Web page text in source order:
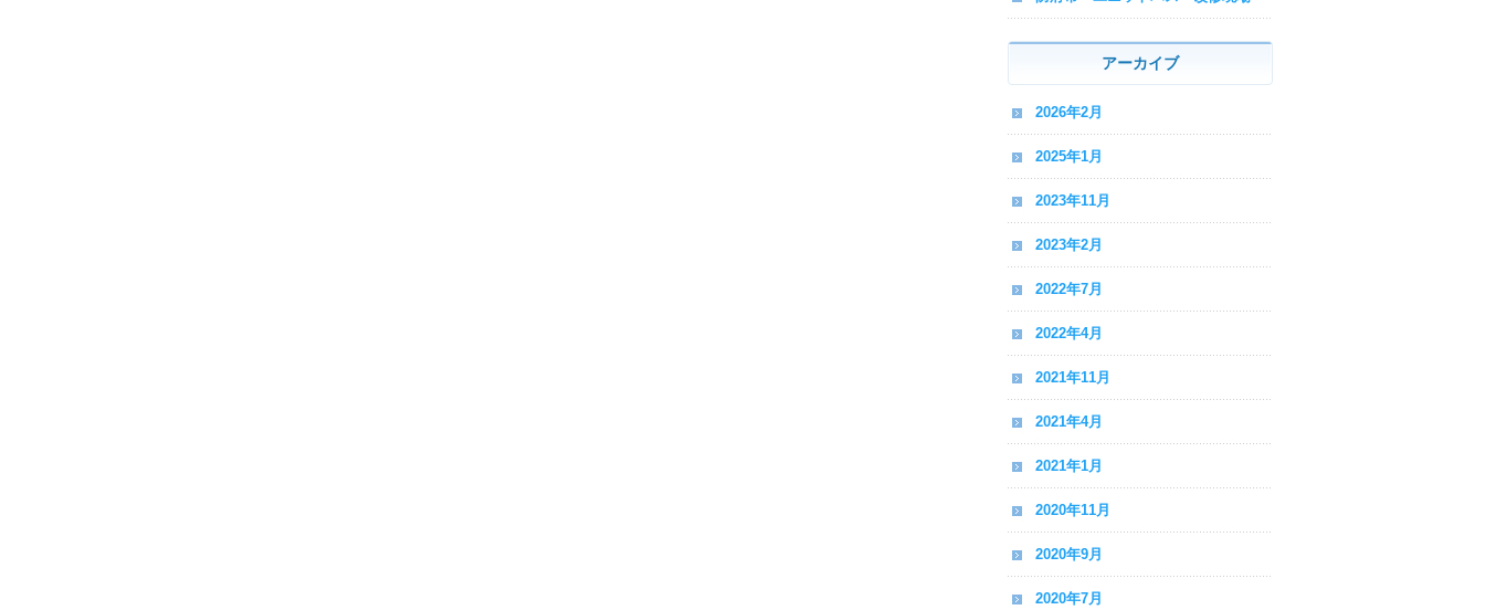
アーカイブ
2026年2月
2025年1月
2023年11月
2023年2月
2022年7月
2022年4月
2021年11月
2021年4月
2021年1月
2020年11月
2020年9月
2020年7月